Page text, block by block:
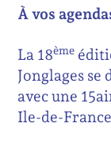
À vos
La 18ème
Jonglages
avec une
Ile-de-